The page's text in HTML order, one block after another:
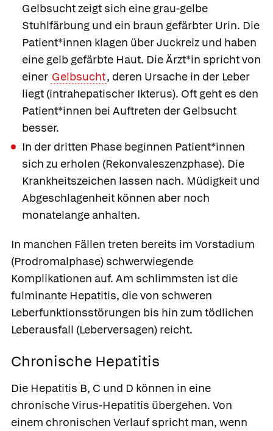
Gelbsucht zeigt sich eine grau-gelbe
Stuhlfärbung und ein braun gefärbter Urin. Die
Patient*innen klagen über Juckreiz und haben
eine gelb gefärbte Haut. Die Ärzt*in spricht von
einer Gelbsucht, deren Ursache in der Leber
liegt (intrahepatischer Ikterus). Oft geht es den
Patient*innen bei Auftreten der Gelbsucht
besser.
In der dritten Phase beginnen Patient*innen
sich zu erholen (Rekonvaleszenzphase). Die
Krankheitszeichen lassen nach. Müdigkeit und
Abgeschlagenheit können aber noch
monatelange anhalten.
In manchen Fällen treten bereits im Vorstadium
(Prodromalphase) schwerwiegende
Komplikationen auf. Am schlimmsten ist die
fulminante Hepatitis, die von schweren
Leberfunktionsstörungen bis hin zum tödlichen
Leberausfall (Leberversagen) reicht.
Chronische Hepatitis
Die Hepatitis B, C und D können in eine
chronische Virus-Hepatitis übergehen. Von
einem chronischen Verlauf spricht man, wenn